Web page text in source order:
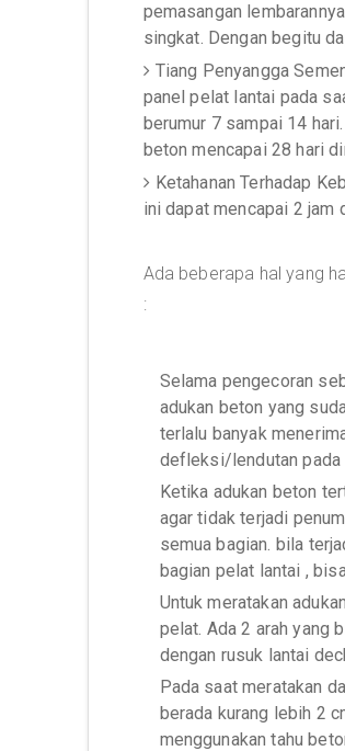
pemasangan
singkat. Dengan begitu
Tiang Penyangga
panel pelat lantai pada
berumur 7 sampai 14
beton mencapai 28 hari
Ketahanan Terhadap
ini dapat mencapai 2
Ada beberapa hal yang
:
Selama pengecoran
adukan beton yang
terlalu banyak
defleksi/lendutan pada
Ketika adukan beton
agar tidak terjadi
semua bagian. bila
bagian pelat lantai ,
Untuk meratakan
pelat. Ada 2 arah yang
dengan rusuk lantai
Pada saat meratakan
berada kurang lebih 2
menggunakan tahu